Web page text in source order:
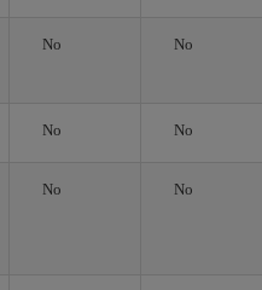
No No
No No
No No